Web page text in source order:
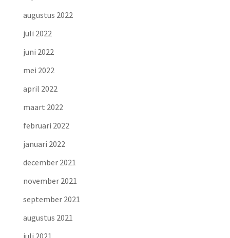
augustus 2022
juli 2022
juni 2022
mei 2022
april 2022
maart 2022
februari 2022
januari 2022
december 2021
november 2021
september 2021
augustus 2021
juli 2021